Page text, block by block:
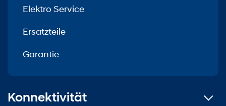
Elektro Service
Ersatzteile
Garantie
Konnektivität